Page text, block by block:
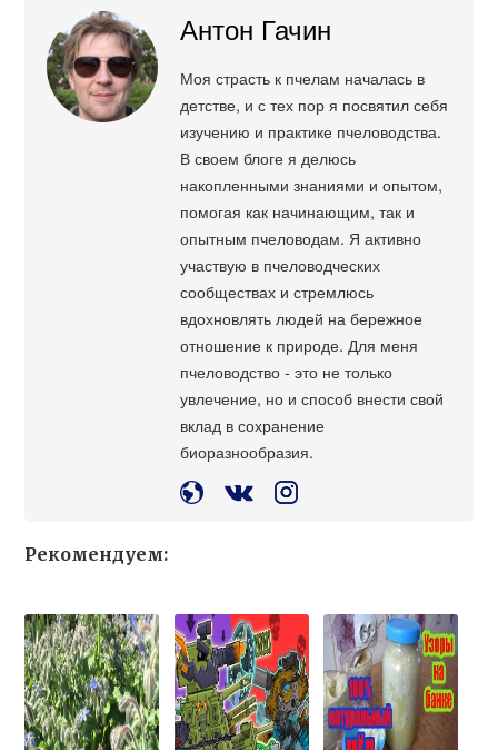
Антон Гачин
Моя страсть к пчелам началась в
детстве, и с тех пор я посвятил себя
изучению и практике пчеловодства.
В своем блоге я делюсь
накопленными знаниями и опытом,
помогая как начинающим, так и
опытным пчеловодам. Я активно
участвую в пчеловодческих
сообществах и стремлюсь
вдохновлять людей на бережное
отношение к природе. Для меня
пчеловодство - это не только
увлечение, но и способ внести свой
вклад в сохранение
биоразнообразия.
Рекомендуем: